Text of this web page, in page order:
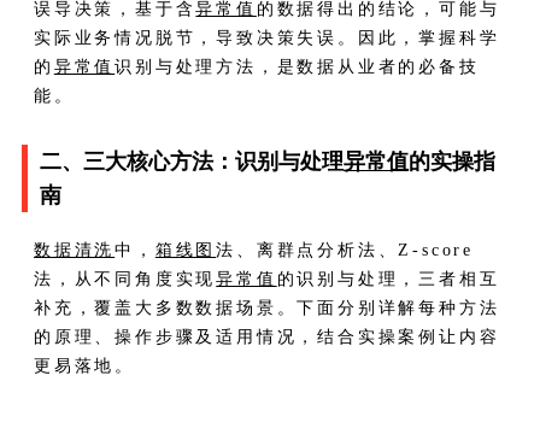
误导决策，基于含异常值 的数据得出的结论，可能与
实际业务情况脱节，导致决策失误。因此，掌握科学
的 异常值识别与处理方法，是数据从业者的必备技
能。
二、三大核心方法：识别与处理异常值的实操指
南
数据清洗中， 箱线图法、离群点分析法、Z-score
法，从不同角度实现异常值 的识别与处理，三者相互
补充，覆盖大多数数据场景。下面分别详解每种方法
的原理、操作步骤及适用情况，结合实操案例让内容
更易落地。